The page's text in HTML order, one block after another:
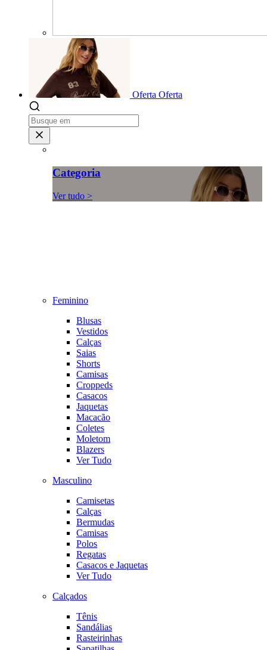
Oferta Oferta
Categoria
Ver tudo >
Feminino
Blusas
Vestidos
Calças
Saias
Shorts
Camisas
Croppeds
Casacos
Jaquetas
Macacão
Coletes
Moletom
Blazers
Ver Tudo
Masculino
Camisetas
Calças
Bermudas
Camisas
Polos
Regatas
Casacos e Jaquetas
Ver Tudo
Calçados
Tênis
Sandálias
Rasteirinhas